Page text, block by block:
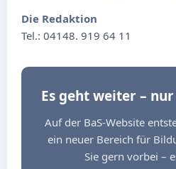
Die Redaktion
Tel.: 04148. 919 64 11
Es geht weiter –
Auf der BaS-Website
ein neuer Bereich für
Sie gern vorbei –